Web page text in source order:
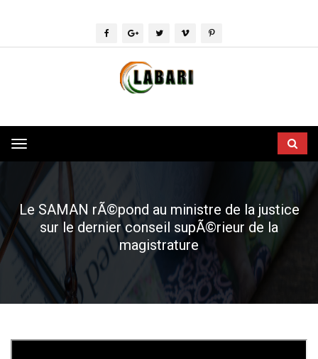
Toggle
navigation
Le SAMAN rÃ©pond au ministre de la justice
sur le dernier conseil supÃ©rieur de la
magistrature